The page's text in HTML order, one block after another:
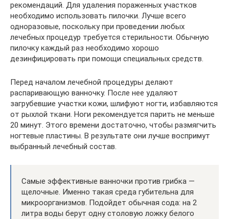
рекомендаций. Для удаления пораженных участков
необходимо использовать пилочки. Лучше всего
одноразовые, поскольку при проведении любых
лечебных процедур требуется стерильности. Обычную
пилочку каждый раз необходимо хорошо
дезинфицировать при помощи специальных средств.
Перед началом лечебной процедуры делают
распаривающую ванночку. После нее удаляют
загрубевшие участки кожи, шлифуют ногти, избавляются
от рыхлой ткани. Ноги рекомендуется парить не меньше
20 минут. Этого времени достаточно, чтобы размягчить
ногтевые пластины. В результате они лучше воспримут
выбранный лечебный состав.
Самые эффективные ванночки против грибка —
щелочные. Именно такая среда губительна для
микроорганизмов. Подойдет обычная сода: на 2
литра воды берут одну столовую ложку белого